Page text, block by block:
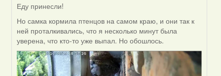
In
reply
to
by
Harrier
Еду принесли!
Но самка кормила птенцов на самом краю, и они так к
ней проталкивались, что я несколько минут была
уверена, что кто-то уже выпал. Но обошлось.